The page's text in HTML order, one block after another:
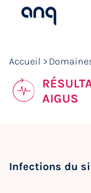
Accueil
AIGUS
Infections du